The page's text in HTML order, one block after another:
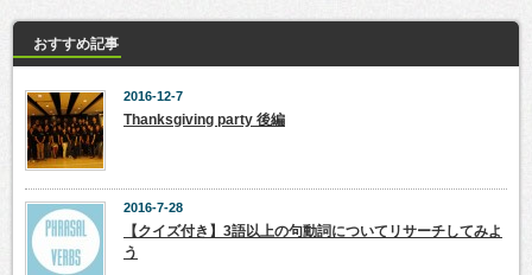
おすすめ記事
2016-12-7
Thanksgiving party 後編
2016-7-28
【クイズ付き】3語以上の句動詞についてリサーチしてみよ
う